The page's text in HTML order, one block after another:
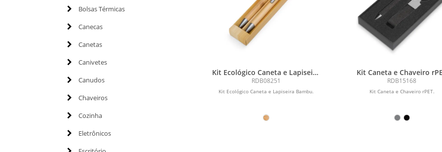
Bolsas Térmicas
Canecas
Canetas
Canivetes
Canudos
Chaveiros
Cozinha
Eletrônicos
Kit Ecológico Caneta e Lapiseira
Bambu
RDB08251
Kit Ecológico Caneta e Lapiseira Bambu.
Kit Caneta e Chaveiro
RDB15168
Kit Caneta e Chaveiro rPET.